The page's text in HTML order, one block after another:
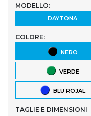
MODELLO:
DAYTONA
COLORE:
NERO
VERDE
BLU ROJAL
TAGLIE E DIMENSIONI